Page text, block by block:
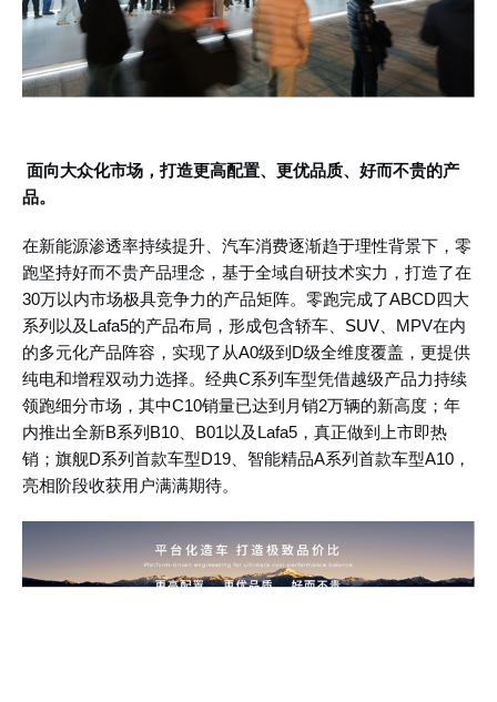
面向大众化市场，打造更高配置、更优品质、好而不贵的产
品。
在新能源渗透率持续提升、汽车消费逐渐趋于理性背景下，零
跑坚持好而不贵产品理念，基于全域自研技术实力，打造了在
30万以内市场极具竞争力的产品矩阵。零跑完成了ABCD四大
系列以及Lafa5的产品布局，形成包含轿车、 SUV 、MPV在内
的多元化产品阵容，实现了从A0级到D级全维度覆盖，更提供
纯电和增程双动力选择。经典C系列车型凭借越级产品力持续
领跑细分市场，其中C10销量已达到月销2万辆的新高度；年
内推出全新B系列B10、B01以及Lafa5，真正做到上市即热
销；旗舰D系列首款车型D19、智能精品A系列首款车型A10，
亮相阶段收获用户满满期待。